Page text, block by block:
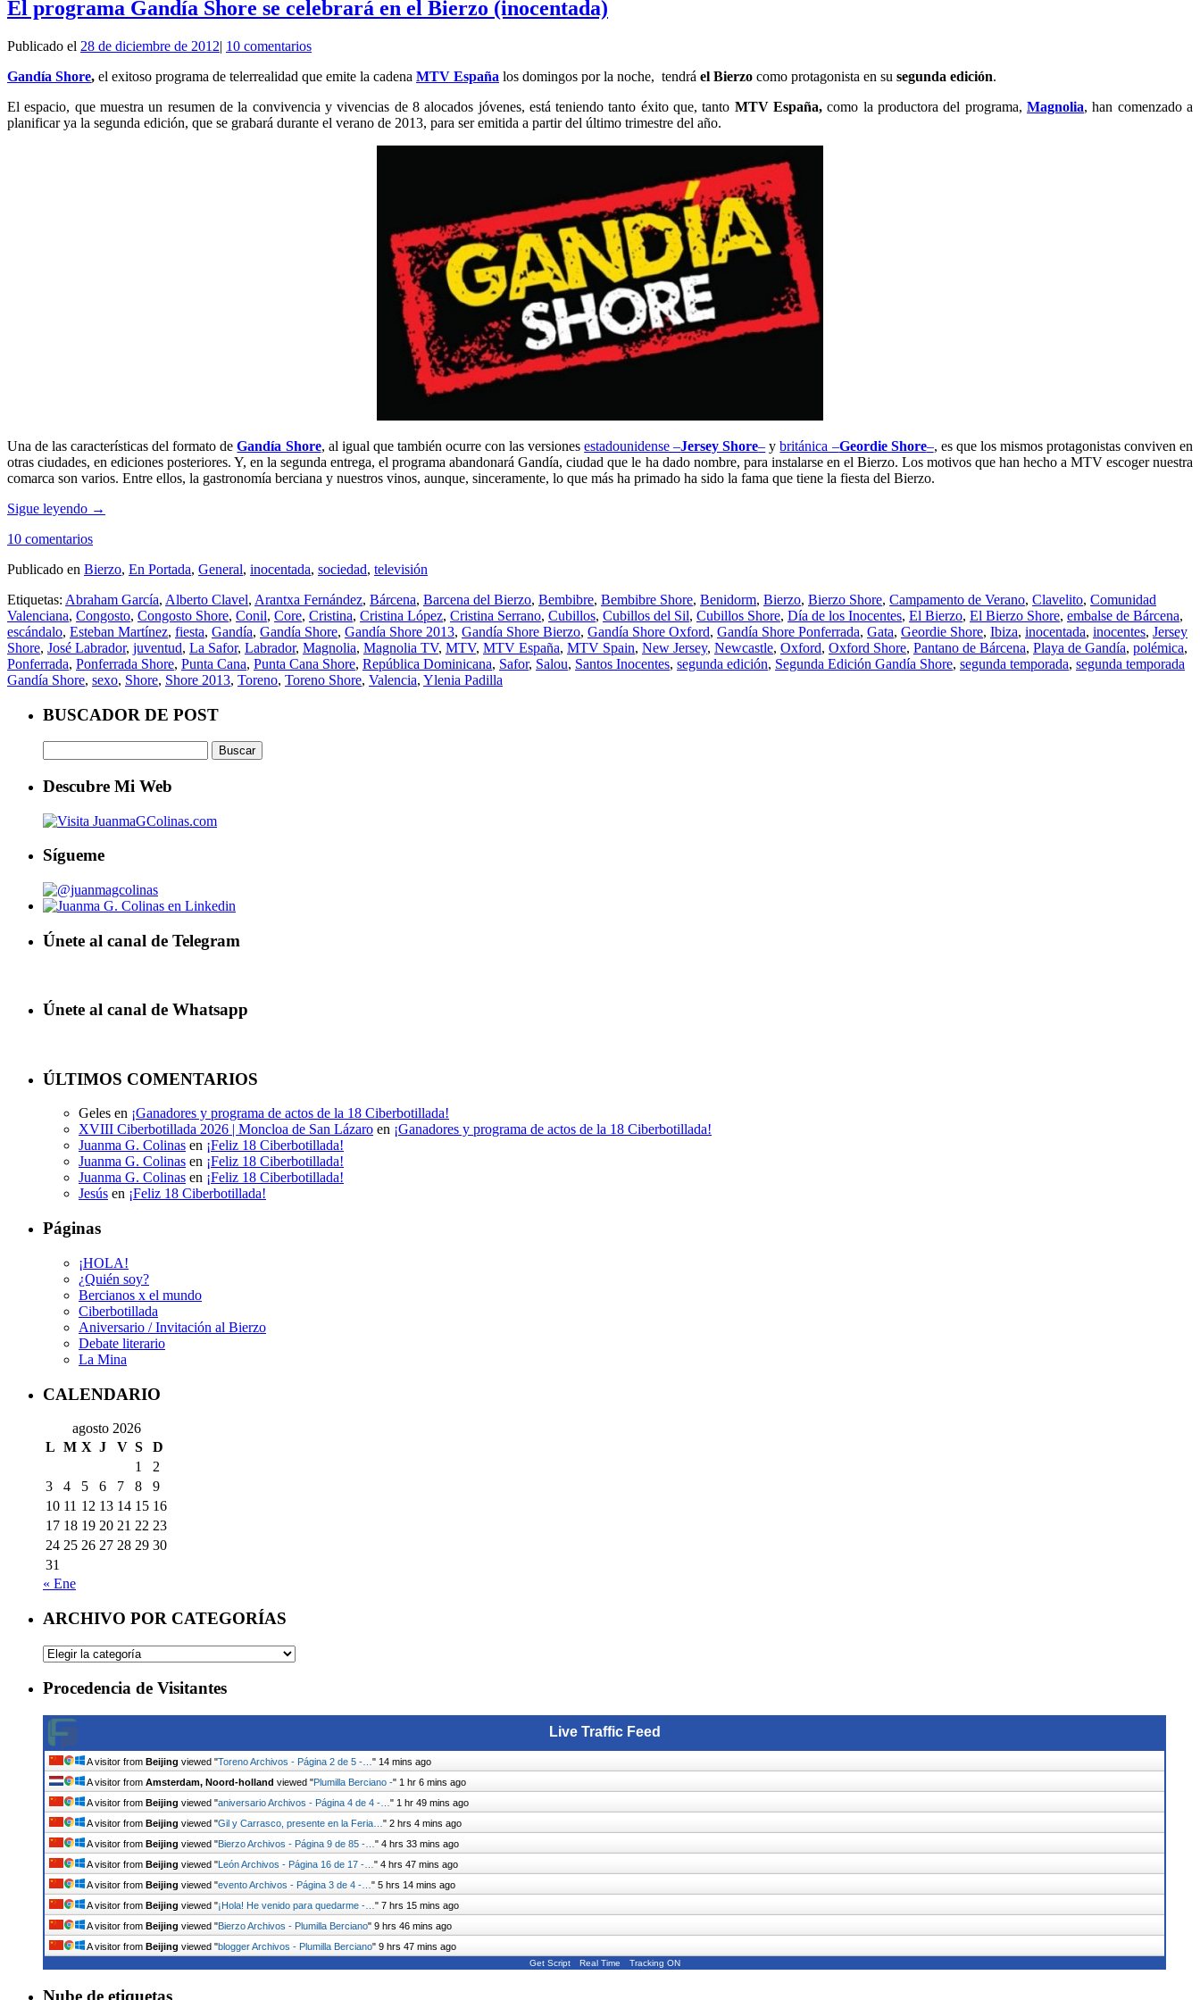
El programa Gandía Shore se celebrará en el Bierzo (inocentada)
Publicado el 28 de diciembre de 2012| 10 comentarios
Gandía Shore, el exitoso programa de telerrealidad que emite la cadena MTV España los domingos por la noche, tendrá el Bierzo como protagonista en su segunda edición.
El espacio, que muestra un resumen de la convivencia y vivencias de 8 alocados jóvenes, está teniendo tanto éxito que, tanto MTV España, como la productora del programa,Magnolia, han comenzado a
planificar ya la segunda edición, que se grabará durante el verano de 2013, para ser emitida a partir del último trimestre del año.
Una de las características del formato deGandía Shore, al igual que también ocurre con las versionesestadounidense –Jersey Shore– ybritánica –Geordie Shore–, es que los mismos protagonistas conviven en
otras ciudades, en ediciones posteriores. Y, en la segunda entrega, el programa abandonará Gandía, ciudad que le ha dado nombre, para instalarse en el Bierzo. Los motivos que han hecho a MTV escoger nuestra
comarca son varios. Entre ellos, la gastronomía berciana y nuestros vinos, aunque, sinceramente, lo que más ha primado ha sido la fama que tiene la fiesta del Bierzo.
Sigue leyendo →
10 comentarios
Publicado en Bierzo, En Portada, General, inocentada, sociedad, televisión
Etiquetas: Abraham García, Alberto Clavel, Arantxa Fernández, Bárcena, Barcena del Bierzo, Bembibre, Bembibre Shore, Benidorm, Bierzo, Bierzo Shore, Campamento de Verano, Clavelito, Comunidad
Valenciana, Congosto, Congosto Shore, Conil, Core, Cristina, Cristina López, Cristina Serrano, Cubillos, Cubillos del Sil, Cubillos Shore, Día de los Inocentes, El Bierzo, El Bierzo Shore, embalse de Bárcena,
escándalo, Esteban Martínez, fiesta, Gandía, Gandía Shore, Gandía Shore 2013, Gandía Shore Bierzo, Gandía Shore Oxford, Gandía Shore Ponferrada, Gata, Geordie Shore, Ibiza, inocentada, inocentes, Jersey
Shore, José Labrador, juventud, La Safor, Labrador, Magnolia, Magnolia TV, MTV, MTV España, MTV Spain, New Jersey, Newcastle, Oxford, Oxford Shore, Pantano de Bárcena, Playa de Gandía, polémica,
Ponferrada, Ponferrada Shore, Punta Cana, Punta Cana Shore, República Dominicana, Safor, Salou, Santos Inocentes, segunda edición, Segunda Edición Gandía Shore, segunda temporada, segunda temporada
Gandía Shore, sexo, Shore, Shore 2013, Toreno, Toreno Shore, Valencia, Ylenia Padilla
BUSCADOR DE POST
Descubre Mi Web
Sígueme
Únete al canal de Telegram
Únete al canal de Whatsapp
ÚLTIMOS COMENTARIOS
Geles en ¡Ganadores y programa de actos de la 18 Ciberbotillada!
XVIII Ciberbotillada 2026 | Moncloa de San Lázaro en ¡Ganadores y programa de actos de la 18 Ciberbotillada!
Juanma G. Colinas en ¡Feliz 18 Ciberbotillada!
Juanma G. Colinas en ¡Feliz 18 Ciberbotillada!
Juanma G. Colinas en ¡Feliz 18 Ciberbotillada!
Jesús en ¡Feliz 18 Ciberbotillada!
Páginas
¡HOLA!
¿Quién soy?
Bercianos x el mundo
Ciberbotillada
Aniversario / Invitación al Bierzo
Debate literario
La Mina
CALENDARIO
agosto 2026
L M X J V S
D
1
2
3
4 5 6 7 8
9
10 11 12 13 14 15 16
17 18 19 20 21 22 23
24 25 26 27 28 29 30
31
« Ene
ARCHIVO POR CATEGORÍAS
ARCHIVO
CATEGORÍAS
Procedencia de Visitantes
Live Traffic Feed
A visitor from Beijing viewed "Toreno Archivos - Página 2 de 5 -… " 14 mins ago
A visitor from Amsterdam, Noord-holland viewed "Plumilla Berciano -" 1 hr 6 mins ago
A visitor from Beijing viewed "aniversario Archivos - Página 4 de 4 -… " 1 hr 49 mins ago
A visitor from Beijing viewed "Gil y Carrasco, presente en la Feria… " 2 hrs 4 mins ago
A visitor from Beijing viewed "Bierzo Archivos - Página 9 de 85 -… " 4 hrs 33 mins ago
A visitor from Beijing viewed "León Archivos - Página 16 de 17 -… " 4 hrs 47 mins ago
A visitor from Beijing viewed "evento Archivos - Página 3 de 4 -… " 5 hrs 14 mins ago
A visitor from Beijing viewed "¡Hola! He venido para quedarme -… " 7 hrs 15 mins ago
A visitor from Beijing viewed "Bierzo Archivos - Plumilla Berciano" 9 hrs 46 mins ago
A visitor from Beijing viewed "blogger Archivos - Plumilla Berciano" 9 hrs 47 mins ago
Get Script Real Time Tracking ON
Nube de etiquetas